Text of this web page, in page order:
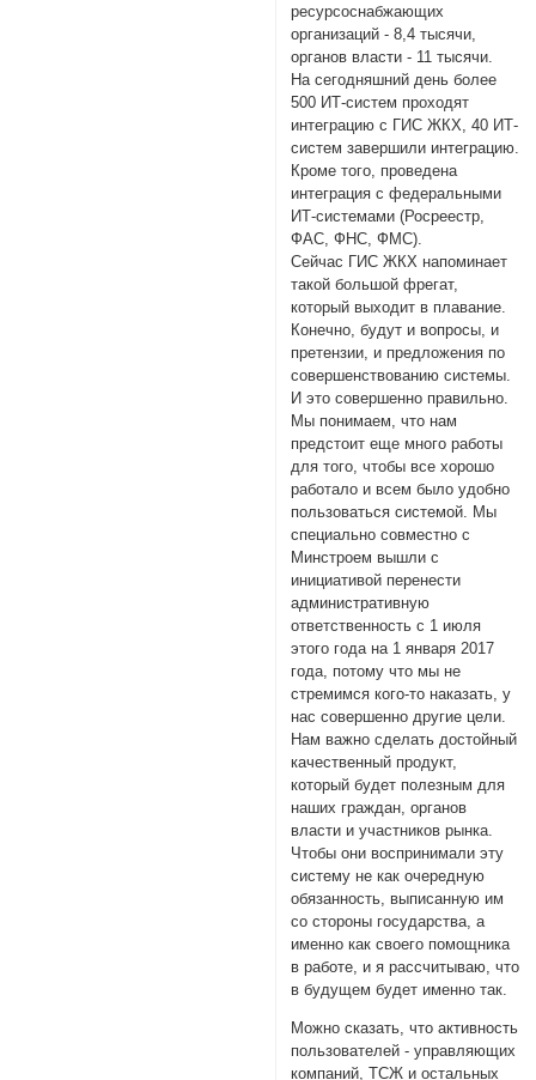
ресурсоснабжающих
организаций - 8,4 тысячи,
органов власти - 11 тысячи.
На сегодняшний день более
500 ИТ-систем проходят
интеграцию с ГИС ЖКХ, 40 ИТ-
систем завершили интеграцию.
Кроме того, проведена
интеграция с федеральными
ИТ-системами (Росреестр,
ФАС, ФНС, ФМС).
Сейчас ГИС ЖКХ напоминает
такой большой фрегат,
который выходит в плавание.
Конечно, будут и вопросы, и
претензии, и предложения по
совершенствованию системы.
И это совершенно правильно.
Мы понимаем, что нам
предстоит еще много работы
для того, чтобы все хорошо
работало и всем было удобно
пользоваться системой. Мы
специально совместно с
Минстроем вышли с
инициативой перенести
административную
ответственность с 1 июля
этого года на 1 января 2017
года, потому что мы не
стремимся кого-то наказать, у
нас совершенно другие цели.
Нам важно сделать достойный
качественный продукт,
который будет полезным для
наших граждан, органов
власти и участников рынка.
Чтобы они воспринимали эту
систему не как очередную
обязанность, выписанную им
со стороны государства, а
именно как своего помощника
в работе, и я рассчитываю, что
в будущем будет именно так.
Можно сказать, что активность
пользователей - управляющих
компаний, ТСЖ и остальных